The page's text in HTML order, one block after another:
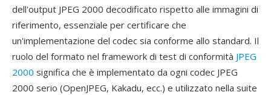
dell'output JPEG 2000 decodificato rispetto alle immagini di
riferimento, essenziale per certificare che
un'implementazione del codec sia conforme allo standard. Il
ruolo del formato nel framework di test di conformità JPEG
2000 significa che è implementato da ogni codec JPEG
2000 serio (OpenJPEG, Kakadu, ecc.) e utilizzato nella suite